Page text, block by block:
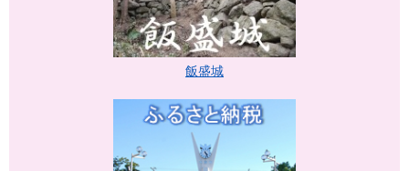
飯盛城